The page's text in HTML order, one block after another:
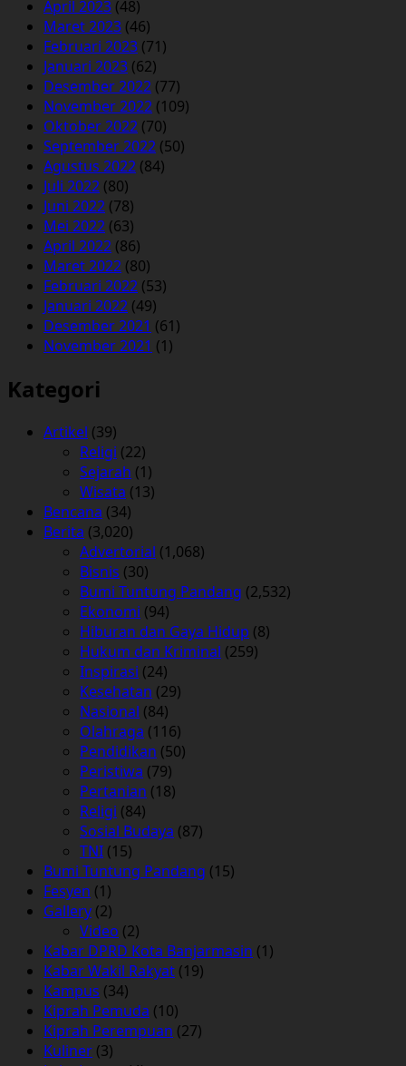
April 2023 (48)
Maret 2023 (46)
Februari 2023 (71)
Januari 2023 (62)
Desember 2022 (77)
November 2022 (109)
Oktober 2022 (70)
September 2022 (50)
Agustus 2022 (84)
Juli 2022 (80)
Juni 2022 (78)
Mei 2022 (63)
April 2022 (86)
Maret 2022 (80)
Februari 2022 (53)
Januari 2022 (49)
Desember 2021 (61)
November 2021 (1)
Kategori
Artikel (39)
Religi (22)
Sejarah (1)
Wisata (13)
Bencana (34)
Berita (3,020)
Advertorial (1,068)
Bisnis (30)
Bumi Tuntung Pandang (2,532)
Ekonomi (94)
Hiburan dan Gaya Hidup (8)
Hukum dan Kriminal (259)
Inspirasi (24)
Kesehatan (29)
Nasional (84)
Olahraga (116)
Pendidikan (50)
Peristiwa (79)
Pertanian (18)
Religi (84)
Sosial Budaya (87)
TNI (15)
Bumi Tuntung Pandang (15)
Fesyen (1)
Gallery (2)
Video (2)
Kabar DPRD Kota Banjarmasin (1)
Kabar Wakil Rakyat (19)
Kampus (34)
Kiprah Pemuda (10)
Kiprah Perempuan (27)
Kuliner (3)